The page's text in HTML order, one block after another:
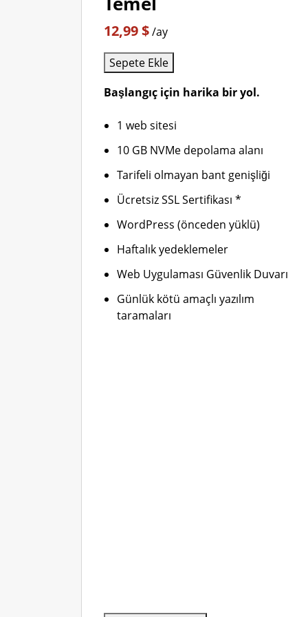
12,99 $/ay
Sepete Ekle
Başlangıç için harika bir yol.
1 web sitesi
10 GB NVMe depolama alanı
Tarifeli olmayan bant genişliği
Ücretsiz SSL Sertifikası *
WordPress (önceden yüklü)
Haftalık yedeklemeler
Web Uygulaması Güvenlik Duvarı
Günlük kötü amaçlı yazılım
taramaları